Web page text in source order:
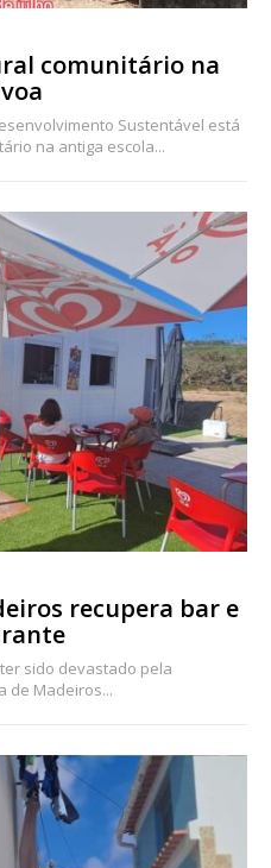
comunitário na
Sustentável está
na antiga escola...
recupera bar e
sido devastado pela
de Madeiros...